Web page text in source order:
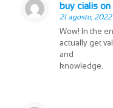
buy cialis on
21 agosto,
Wow! In the
actually get
and
knowledge.